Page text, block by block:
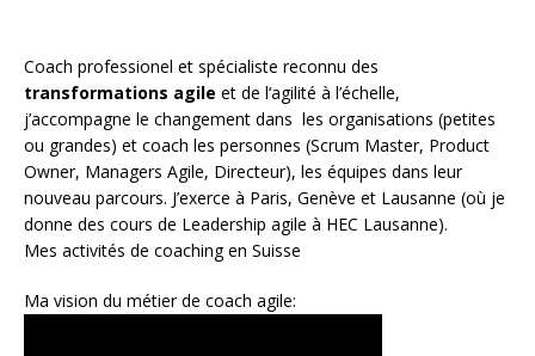
Coach professionel et spécialiste reconnu des
transformations agile et de l‘agilité à l’échelle,
j’accompagne le changement dans les organisations (petites
ou grandes) et coach les personnes (Scrum Master, Product
Owner, Managers Agile, Directeur), les équipes dans leur
nouveau parcours. J’exerce à Paris, Genève et Lausanne (où je
donne des cours de Leadership agile à HEC Lausanne).
Mes activités de coaching en Suisse
Ma vision du métier de coach agile: